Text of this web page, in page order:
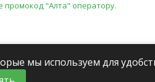
промокод "Алта" оператору.
мы используем для